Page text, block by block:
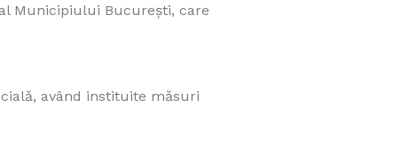
Municipiului București, care
având instituite măsuri